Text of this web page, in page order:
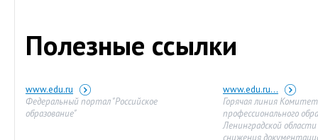
Полезные ссылки
www.edu.ru
Федеральный портал "Российское
образование"
www.edu.ru...
Горячая линия
профессионального
Ленинградской